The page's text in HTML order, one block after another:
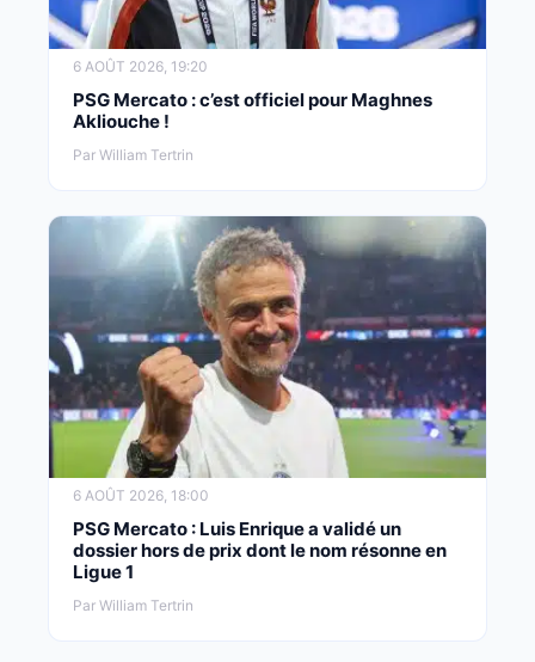
6 AOÛT 2026, 19:20
PSG Mercato : c’est officiel pour Maghnes
Akliouche !
Par William Tertrin
6 AOÛT 2026, 18:00
PSG Mercato : Luis Enrique a validé un
dossier hors de prix dont le nom résonne en
Ligue 1
Par William Tertrin